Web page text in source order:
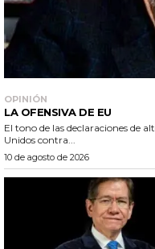
OPINIÓN
LA OFENSIVA DE EU
El tono de las declaraciones de
Unidos contra...
10 de agosto de 2026